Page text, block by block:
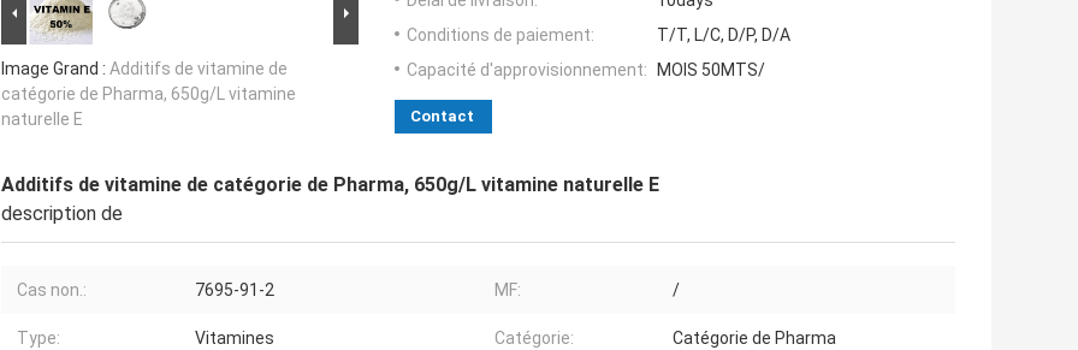
Image Grand : Additifs de vitamine de
catégorie de Pharma, 650g/L vitamine
naturelle E
Conditions de paiement:
T/T, L/C, D/P, D/A
Capacité d'approvisionnement:
MOIS 50MTS/
Contact
Additifs de vitamine de catégorie de Pharma, 650g/L vitamine naturelle E
description de
Cas non.: 7695-91-2 MF: /
Type: Vitamines Catégorie: Catégorie de Pharma